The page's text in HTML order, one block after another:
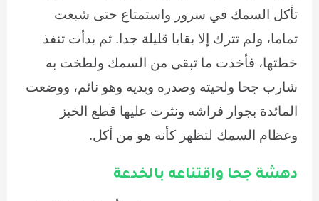
تأكل السمك في سرور واستمتاع حتى شبعت
تماما، ولم تترك إلا بقايا قليلة جدا. ثم بدأت تنفذ
خطتها، فأخذت ما تبقى من السمك ولطخت به
شارب جحا ولحيته وصدره ويديه وهو نائم، ووضعت
المائدة بجوار فراشه ونثرت عليها قطع الخبز
وعظام السمك لتظهر كأنه هو من أكل.
دهشة جحا واقتناعه بالخدعة